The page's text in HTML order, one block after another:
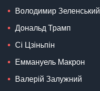
Володимир Зеленський
Дональд Трамп
Сі Цзіньпін
Еммануель Макрон
Валерій Залужний